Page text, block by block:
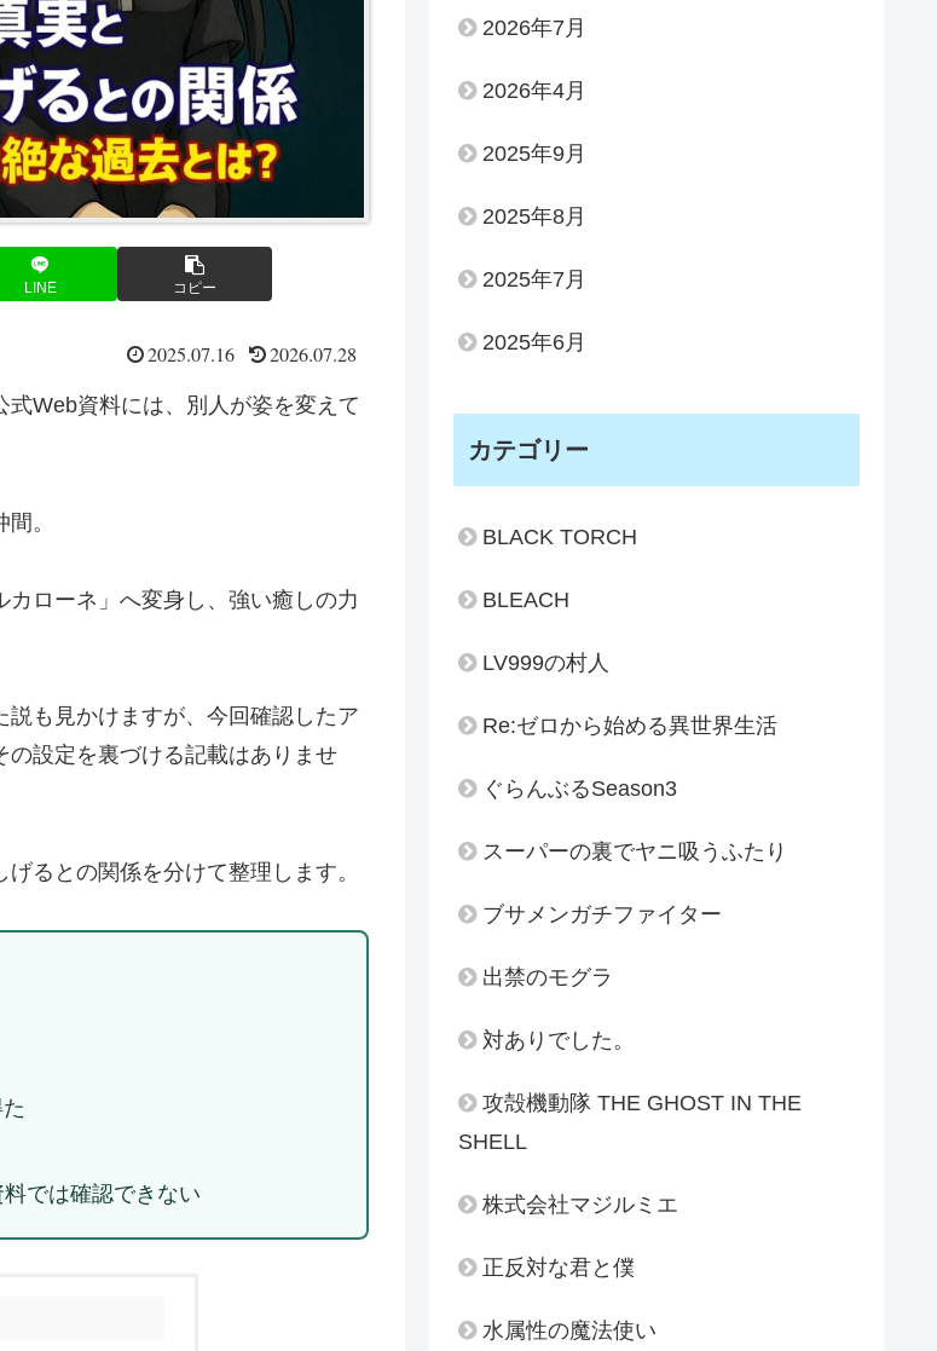
LINE コピー
2025.07.16 2026.07.28
式Web資料には、別人が姿を変えて
。
ローネ」へ変身し、強い癒しの力
も見かけますが、今回確認したア
設定を裏づける記載はありませ
るとの関係を分けて整理します。
では確認できない
2026年7月
2026年4月
2025年9月
2025年8月
2025年7月
2025年6月
カテゴリー
BLACK TORCH
BLEACH
LV999の村人
Re:ゼロから始める異世界生活
ぐらんぶるSeason3
スーパーの裏でヤニ吸うふたり
ブサメンガチファイター
出禁のモグラ
対ありでした。
攻殻機動隊 THE GHOST IN THE
SHELL
株式会社マジルミエ
正反対な君と僕
水属性の魔法使い